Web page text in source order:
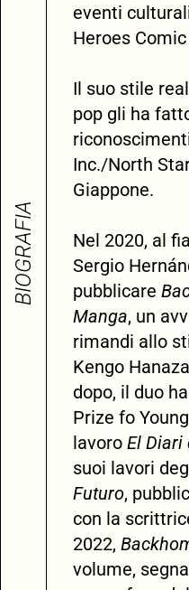
BIOGRAFIA
eventi
Heroes
Il suo stile
pop gli ha
Inc./North
Giappone.
Nel 2020, al
Sergio
pubblicare
Manga, un
rimandi allo
Kengo
dopo, il duo
Prize fo
lavoro El Diari
suoi lavori
Futuro,
con la
2022,
volume,